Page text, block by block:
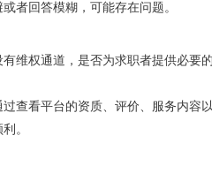
者回答模糊，可能存在问题。
维权通道，是否为求职者提供必要
查看平台的资质、评价、服务内容
。